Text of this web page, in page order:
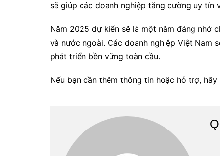
sẽ giúp các doanh nghiệp tăng cường uy tín
Năm 2025 dự kiến sẽ là một năm đáng nhớ
và nước ngoài. Các doanh nghiệp Việt Nam
phát triển bền vững toàn cầu.
Nếu bạn cần thêm thông tin hoặc hỗ trợ,